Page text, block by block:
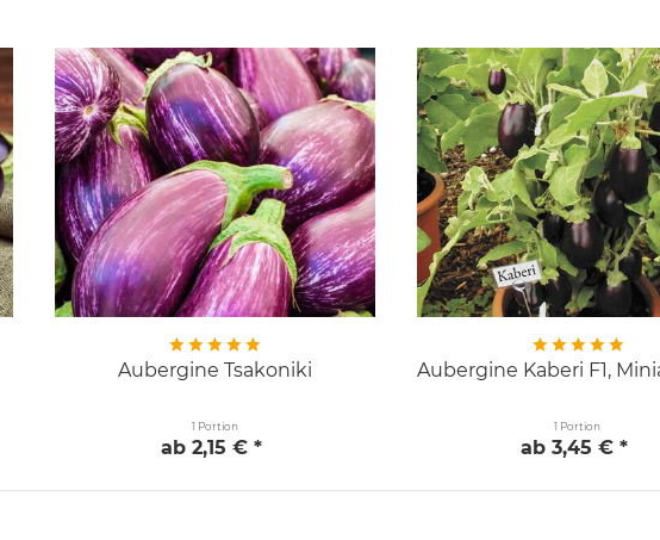
Aubergine Tsakoniki
1 Portion
ab 2,15 € *
Aubergine Kaberi F1,
1 Portion
ab 3,45 € *